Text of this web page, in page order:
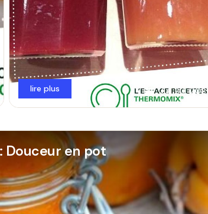
Juil 20, 2026
lire plus
Douceur en pot